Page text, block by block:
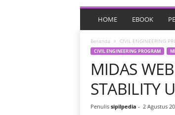
e
i
HOME EBOOK
Beranda CIVIL ENGINEERING
CIVIL ENGINEERING PROGRAM
MIDAS
STABILITY
Penulis sipilpedia - 2 Agustus